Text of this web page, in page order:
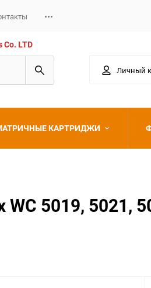
LTD
Личный
КАРТРИДЖИ
5019, 5021,